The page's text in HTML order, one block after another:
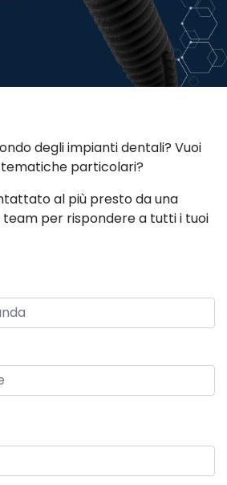
degli impianti dentali? Vuoi
particolari?
al più presto da una
per rispondere a tutti i tuoi